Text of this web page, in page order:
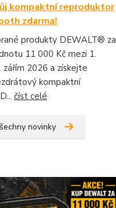
kompaktní reproduktor
zdarma!
produkty DEWALT® za
11 000 Kč mezi 1.
zářím 2026 a získejte
kompaktní
číst celé
novinky